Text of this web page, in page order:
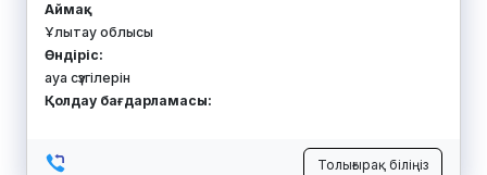
Аймақ:
Ұлытау облысы
Өндіріс:
ауа сүзгілерін
Қолдау бағдарламасы:
Толығырақ біліңіз